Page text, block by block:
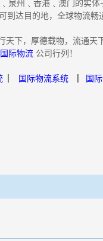
泉州﹑香港﹑澳门的实
到达目的地，全球物流畅
，厚德载物，流通天下
国际物流 公司行列！
国际物流系统 国